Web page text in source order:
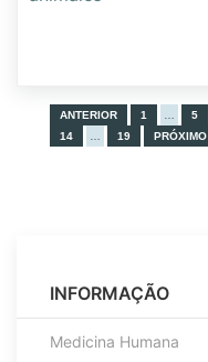
ANTERIOR 1 … 5
14
… 19 PRÓXIMO
INFORMAÇÃO
Medicina Humana